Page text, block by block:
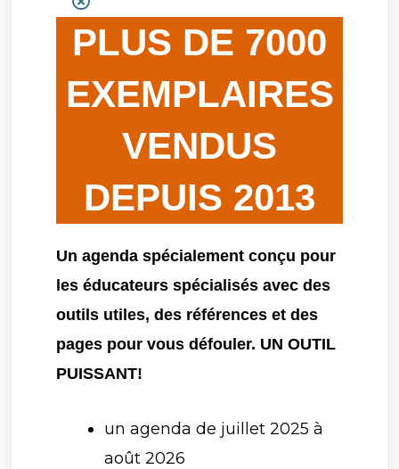
PLUS DE 7000
EXEMPLAIRES
VENDUS
DEPUIS 2013
Un agenda spécialement conçu pour
les éducateurs spécialisés avec des
outils utiles, des références et des
pages pour vous défouler. UN OUTIL
PUISSANT!
un agenda de juillet 2025 à
août 2026